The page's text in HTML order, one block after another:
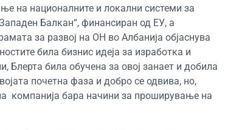
на националните и локални системи за
Балкан“, финансиран од ЕУ, а
за развој на ОН во Албанија објаснува
била бизнис идеја за изработка и
била обучена за овој занает и добила
почетна фаза и добро се одвива, но,
компанија бара начини за проширување на